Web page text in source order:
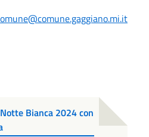
Bianca 2024 con